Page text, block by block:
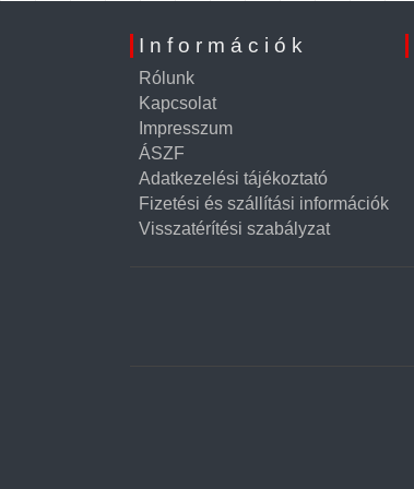
Információk
Rólunk
Kapcsolat
Impresszum
ÁSZF
Adatkezelési tájékoztató
Fizetési és szállítási információk
Visszatérítési szabályzat